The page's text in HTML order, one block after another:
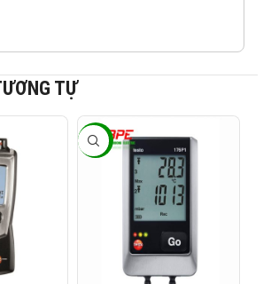
TỰ
-17%
KINH DOANH 1: 082 234 2688
0965 101 613
0824 927 568